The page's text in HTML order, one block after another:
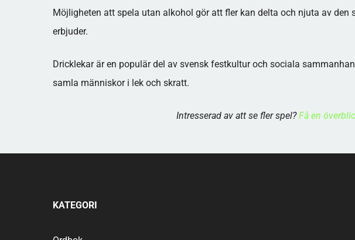
Möjligheten att spela utan alkohol gör att fler kan delta och njuta av den
erbjuder.
Dricklekar är en populär del av svensk festkultur och sociala
samla människor i lek och skratt.
​Intresserad av att se fler spel?Få en
KATEGORI